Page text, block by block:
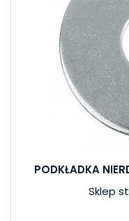
PODKŁADKA
Sklep